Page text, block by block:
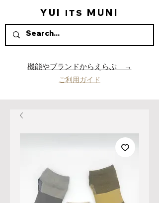
YUI ITS MUNI
機能やブランドからえらぶ →
ご利用ガイド